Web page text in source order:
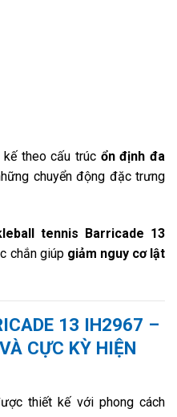
theo cấu trúc ổn định đa
chuyển động đặc trưng
tennis Barricade 13
chắn giúp giảm nguy cơ lật
13 IH2967 –
CỰC KỲ HIỆN
thiết kế với phong cách